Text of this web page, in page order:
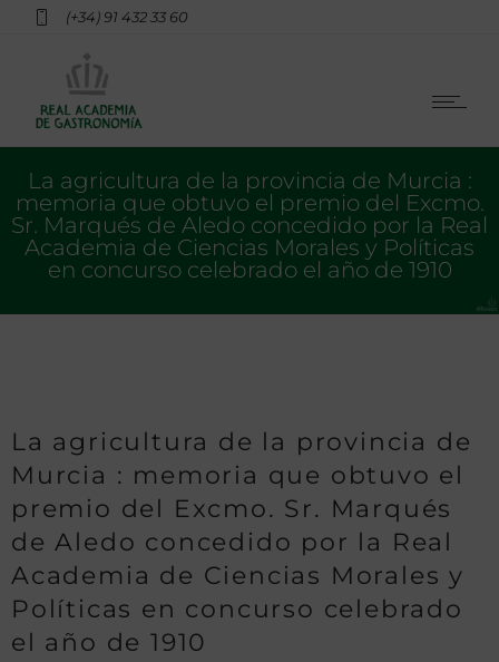
(+34) 91 432 33 60
La agricultura de la provincia de Murcia :
memoria que obtuvo el premio del Excmo.
Sr. Marqués de Aledo concedido por la Real
Academia de Ciencias Morales y Políticas
en concurso celebrado el año de 1910
La agricultura de la provincia de
Murcia : memoria que obtuvo el
premio del Excmo. Sr. Marqués
de Aledo concedido por la Real
Academia de Ciencias Morales y
Políticas en concurso celebrado
el año de 1910